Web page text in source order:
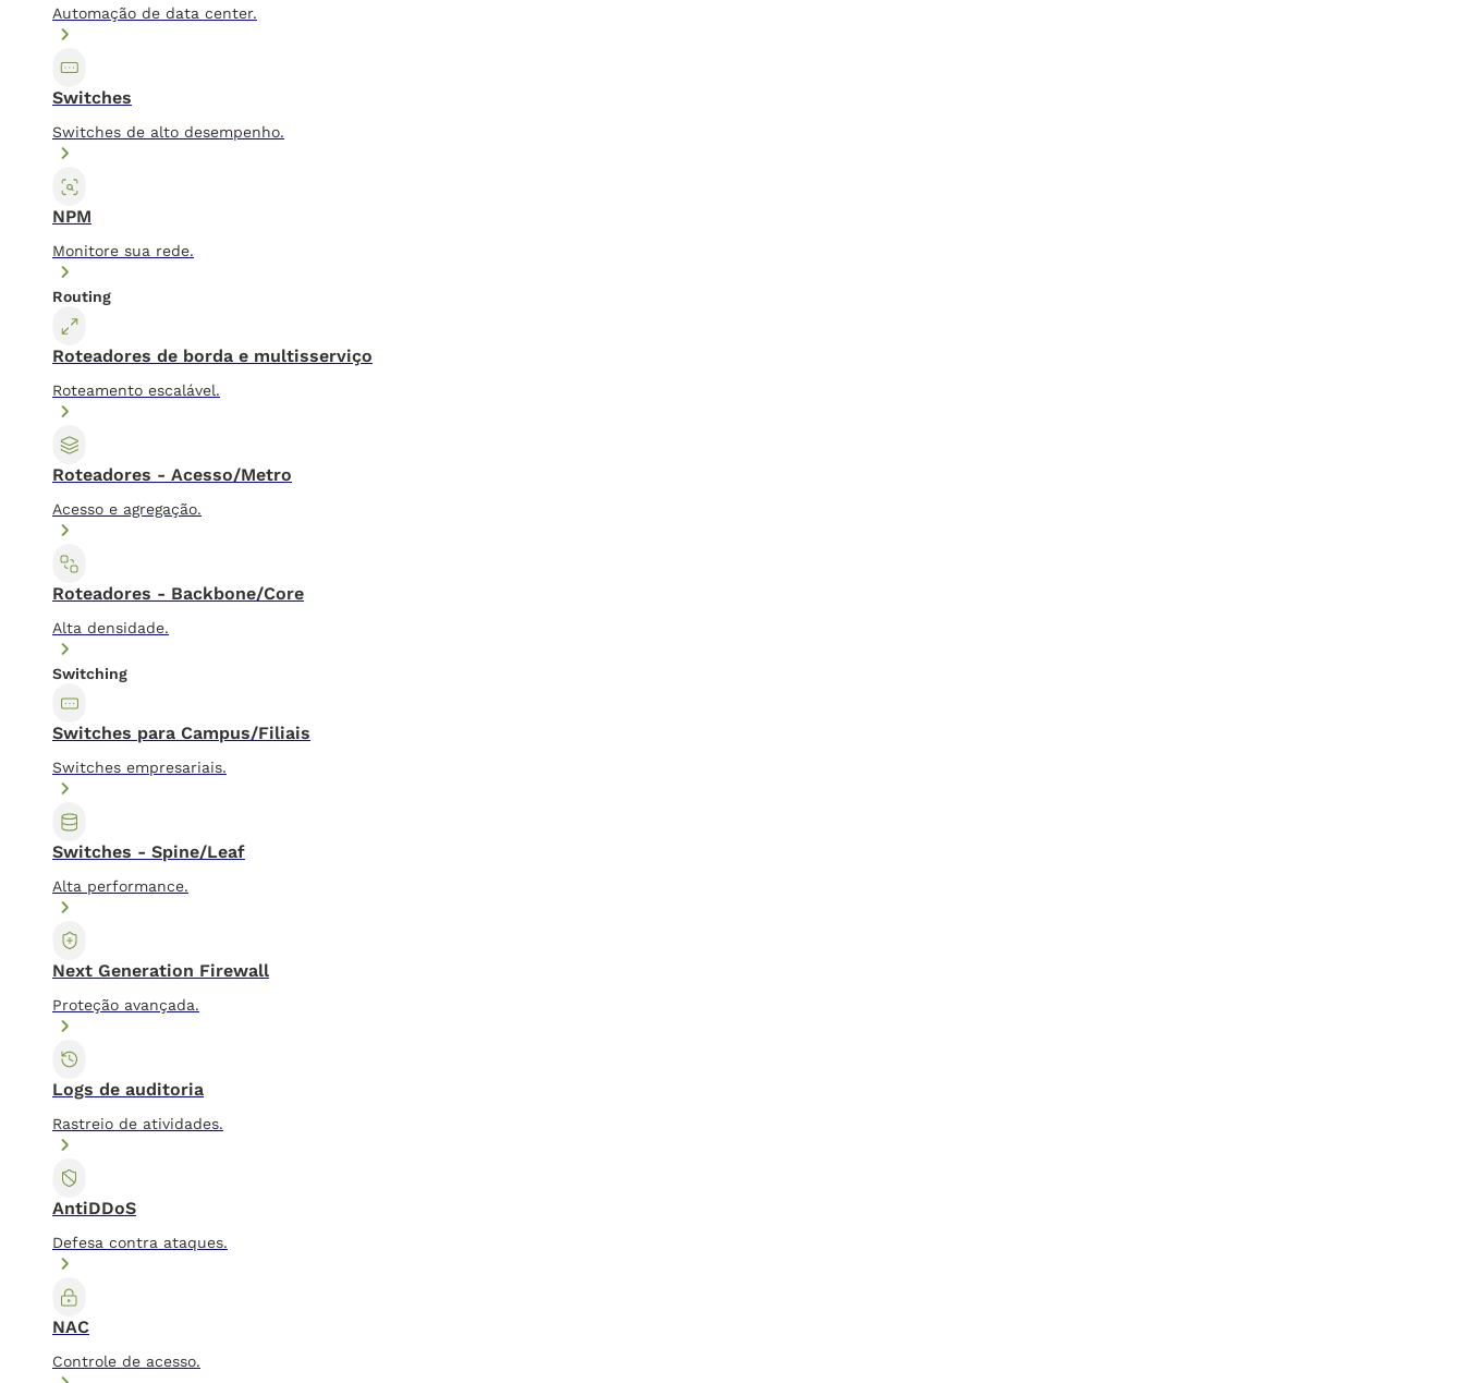
Automação de data center.
Switches
Switches de alto desempenho.
NPM
Monitore sua rede.
Routing
Roteadores de borda e multisserviço
Roteamento escalável.
Roteadores - Acesso/Metro
Acesso e agregação.
Roteadores - Backbone/Core
Alta densidade.
Switching
Switches para Campus/Filiais
Switches empresariais.
Switches - Spine/Leaf
Alta performance.
Next Generation Firewall
Proteção avançada.
Logs de auditoria
Rastreio de atividades.
AntiDDoS
Defesa contra ataques.
NAC
Controle de acesso.